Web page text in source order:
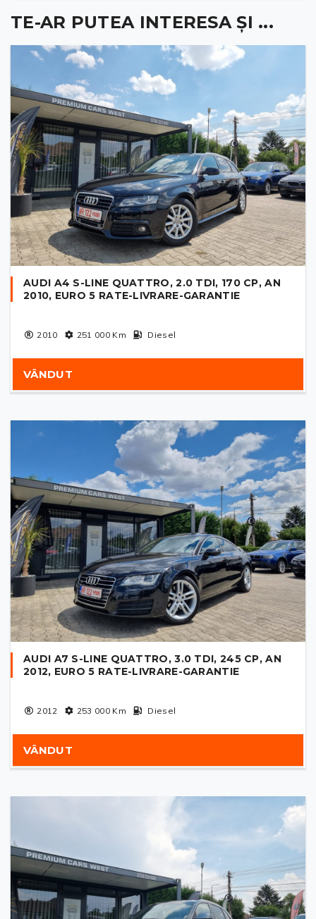
TE-AR PUTEA INTERESA ȘI ...
AUDI A4 S-LINE QUATTRO, 2.0 TDI, 170 CP, AN
2010, EURO 5 RATE-LIVRARE-GARANTIE
2010 251 000Km Diesel
VÂNDUT
AUDI A7 S-LINE QUATTRO, 3.0 TDI, 245 CP, AN
2012, EURO 5 RATE-LIVRARE-GARANTIE
2012 253 000Km Diesel
VÂNDUT